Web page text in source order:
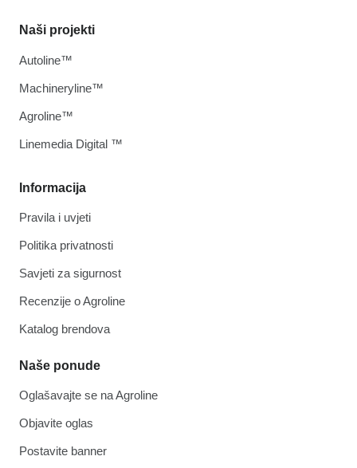
Informacija
Pravila i uvjeti
Politika privatnosti
Savjeti za sigurnost
Recenzije o Agroline
Katalog brendova
Naše ponude
Oglašavajte se na Agroline
Objavite oglas
Postavite banner
Naši projekti
Autoline™
Machineryline™
Agroline™
Linemedia Digital ™